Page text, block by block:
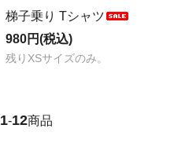
梯子乗り Tシャツ
980円(税込)
残りXSサイズのみ。
1-12商品